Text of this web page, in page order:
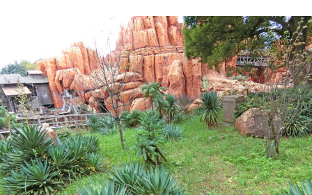
日
島
今
西進
込
低調。新水族園の建設の影響もあって
か、カブトムシ・クワガタの確認情報
はかなり減りましたが、カブトムシ・
ノコギリクワガタの情報がありまし
た。しかし、かなり個体数が減少して
いると思われます。 2025年3月28日
冬眠していたコクワガタ全員が目覚め
ました!! 2025年2月17日 冬眠してい
たコクワガタ♂が目覚めました!! 昆虫ゼ
リーを吸って ...
れか
をイ
ライ
30分
り畑
Sun（
口前
夜）